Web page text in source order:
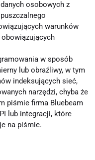
osobowych z
warunków
obowiązujących
w sposób
lub obraźliwy, w tym
indeksujących sieć,
narzędzi, chyba że
piśmie firma Bluebeam
lub integracji, które
na piśmie.